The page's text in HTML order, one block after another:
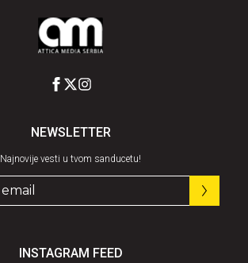
NEWSLETTER
Najnovije vesti u tvom sanducetu!
INSTAGRAM FEED